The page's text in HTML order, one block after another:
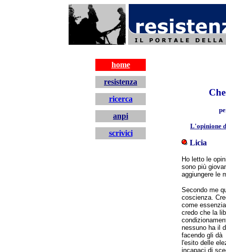
home
L'opinione
Licia
Ho letto le
sono più
aggiungere le
Secondo me
coscienza.
come
credo che la
nessuno ha il
facendo gli dà
l'esito delle
incapaci di
resistenza
ricerca
anpi
scrivici